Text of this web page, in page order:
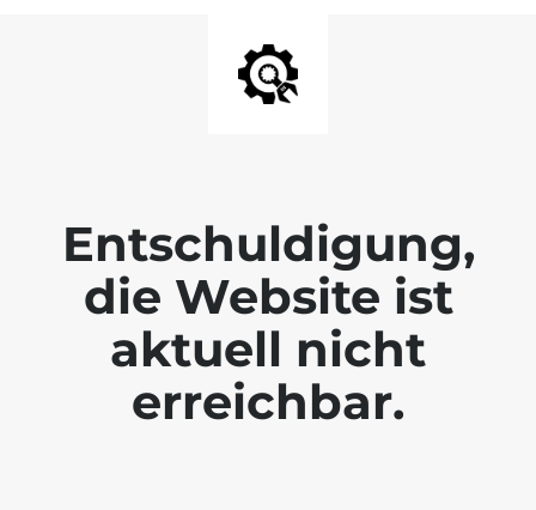
Entschuldigung,
die Website ist
aktuell nicht
erreichbar.